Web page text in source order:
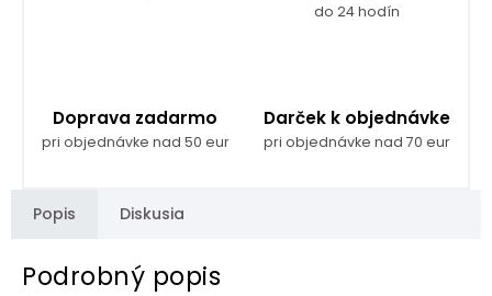
do 24 hodín
Doprava zadarmo
pri objednávke nad 50 eur
Darček k objednávke
pri objednávke nad 70 eur
Popis Diskusia
Podrobný popis